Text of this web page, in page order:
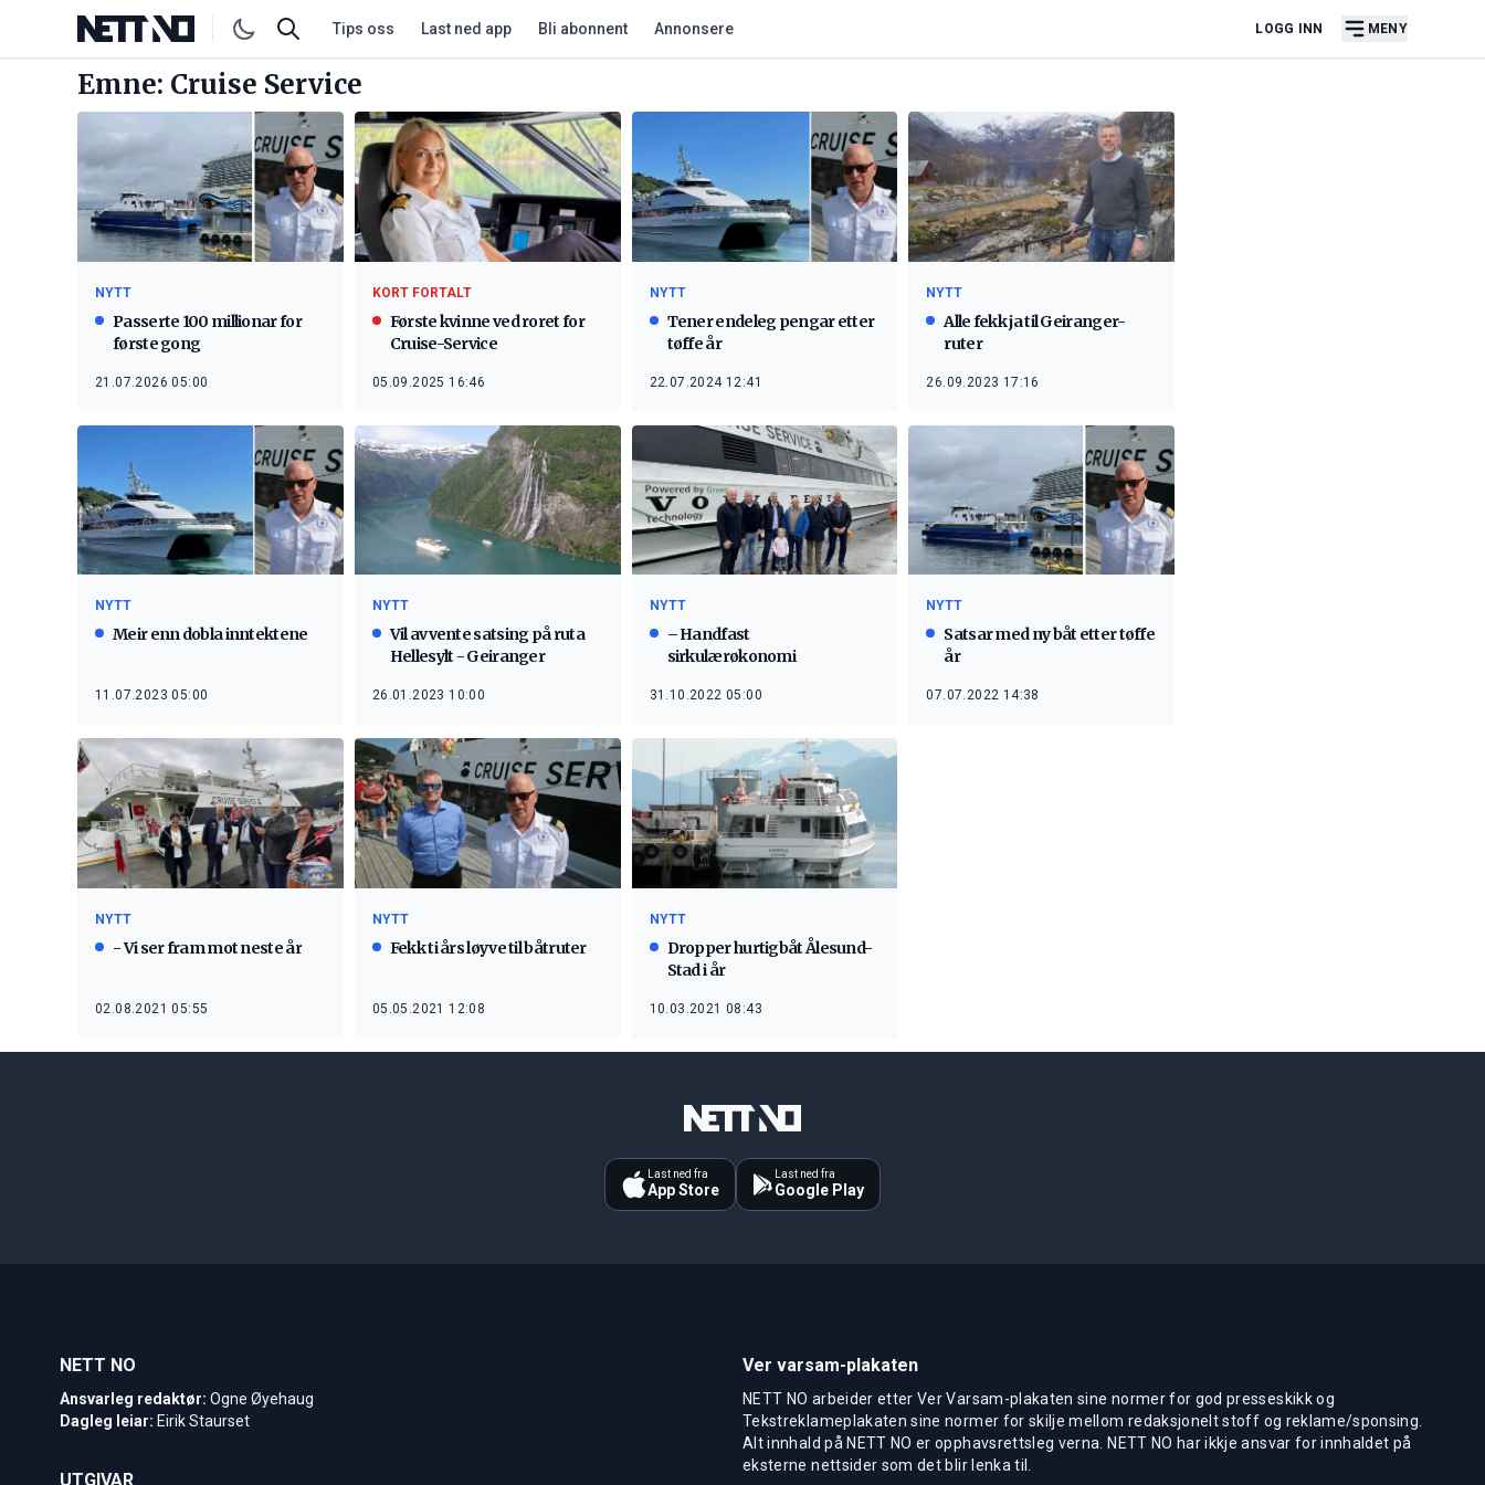
Tips oss Last ned app Bli abonnent Annonsere LOGG INN MENY
Emne: Cruise Service
NYTT
Passerte 100 millionar for
første gong
21.07.2026 05:00
KORT FORTALT
Første kvinne ved roret for
Cruise-Service
05.09.2025 16:46
NYTT
Tener endeleg pengar etter
tøffe år
22.07.2024 12:41
NYTT
Alle fekk ja til Geiranger-
ruter
26.09.2023 17:16
NYTT
Meir enn dobla inntektene
11.07.2023 05:00
NYTT
Vil avvente satsing på ruta
Hellesylt - Geiranger
26.01.2023 10:00
NYTT
– Handfast
sirkulærøkonomi
31.10.2022 05:00
NYTT
Satsar med ny båt etter tøffe
år
07.07.2022 14:38
NYTT
- Vi ser fram mot neste år
02.08.2021 05:55
NYTT
Fekk ti års løyve til båtruter
05.05.2021 12:08
NYTT
Dropper hurtigbåt Ålesund-
Stad i år
10.03.2021 08:43
Last ned fra
App Store
Last ned fra
Google Play
NETT NO
Ansvarleg redaktør: Ogne Øyehaug
Dagleg leiar: Eirik Staurset
UTGIVAR
Ver varsam-plakaten
NETT NO arbeider etter Ver Varsam-plakaten sine normer for god presseskikk og
Tekstreklameplakaten sine normer for skilje mellom redaksjonelt stoff og reklame/sponsing.
Alt innhald på NETT NO er opphavsrettsleg verna. NETT NO har ikkje ansvar for innhaldet på
eksterne nettsider som det blir lenka til.